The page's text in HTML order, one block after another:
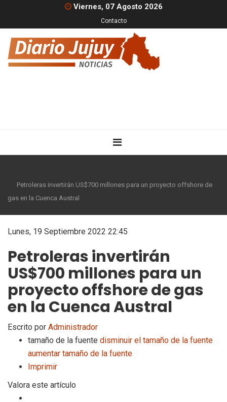
Viernes, 07 Agosto 2026
Contacto
Petroleras invertirán US$700 millones para un proyecto offshore de
gas en la Cuenca Austral
Lunes, 19 Septiembre 2022 22:45
Petroleras invertirán
US$700 millones para un
proyecto offshore de gas
en la Cuenca Austral
Escrito por Administrador
tamaño de la fuente disminuir el tamaño de la fuente
aumentar tamaño de la fuente
Imprimir
Valora este artículo